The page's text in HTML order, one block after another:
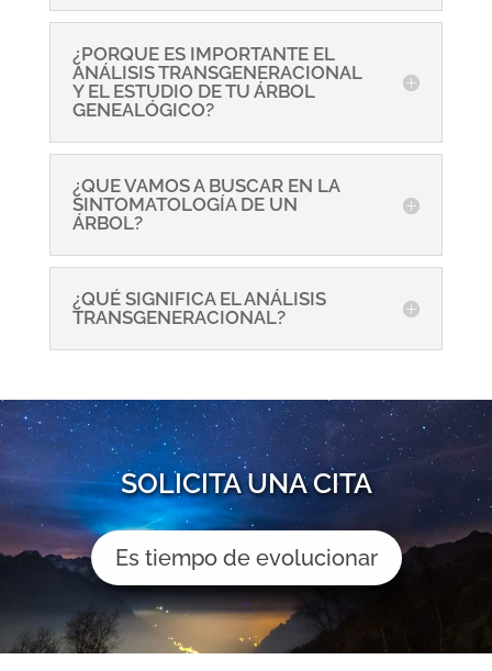
¿PORQUE ES IMPORTANTE EL
ANÁLISIS TRANSGENERACIONAL
Y EL ESTUDIO DE TU ÁRBOL
GENEALÓGICO?
¿QUE VAMOS A BUSCAR EN LA
SINTOMATOLOGÍA DE UN
ÁRBOL?
¿QUÉ SIGNIFICA EL ANÁLISIS
TRANSGENERACIONAL?
SOLICITA UNA CITA
Es tiempo de evolucionar